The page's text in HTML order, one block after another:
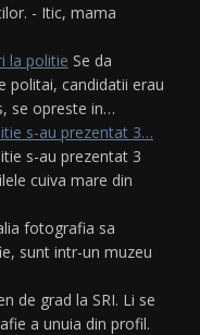
- Itic, mama
la politie Se da
politai, candidatii erau
se opreste in…
s-au prezentat 3…
s-au prezentat 3
cuiva mare din
fotografia sa
sunt intr-un muzeu
de grad la SRI. Li se
a unuia din profil.